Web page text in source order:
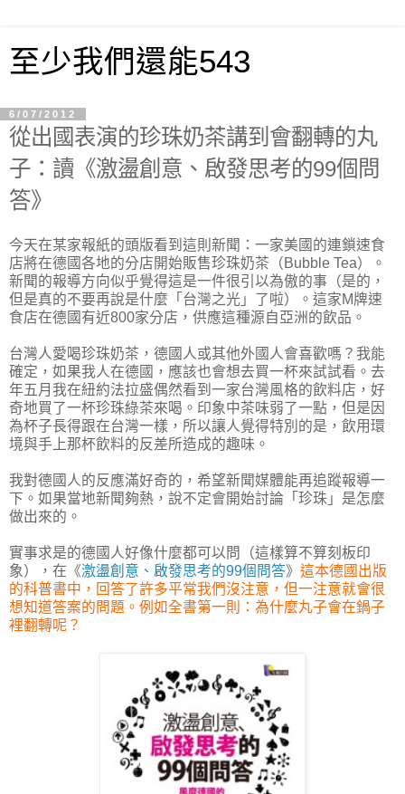
至少我們還能543
6/07/2012
從出國表演的珍珠奶茶講到會翻轉的丸
子：讀《激盪創意、啟發思考的99個問
答》
今天在某家報紙的頭版看到這則新聞：一家美國的連鎖速食
店將在德國各地的分店開始販售珍珠奶茶（Bubble Tea）。
新聞的報導方向似乎覺得這是一件很引以為傲的事（是的，
但是真的不要再說是什麼「台灣之光」了啦）。這家M牌速
食店在德國有近800家分店，供應這種源自亞洲的飲品。
台灣人愛喝珍珠奶茶，德國人或其他外國人會喜歡嗎？我能
確定，如果我人在德國，應該也會想去買一杯來試試看。去
年五月我在紐約法拉盛偶然看到一家台灣風格的飲料店，好
奇地買了一杯珍珠綠茶來喝。印象中茶味弱了一點，但是因
為杯子長得跟在台灣一樣，所以讓人覺得特別的是，飲用環
境與手上那杯飲料的反差所造成的趣味。
我對德國人的反應滿好奇的，希望新聞媒體能再追蹤報導一
下。如果當地新聞夠熱，說不定會開始討論「珍珠」是怎麼
做出來的。
實事求是的德國人好像什麼都可以問（這樣算不算刻板印
象），在《激盪創意、啟發思考的99個問答》 這本德國出版
的科普書中，回答了許多平常我們沒注意，但一注意就會很
想知道答案的問題。例如全書第一則：為什麼丸子會在鍋子
裡翻轉呢？